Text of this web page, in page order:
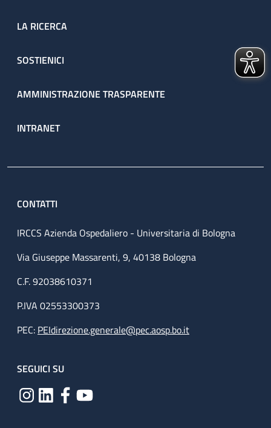
LA RICERCA
SOSTIENICI
AMMINISTRAZIONE TRASPARENTE
INTRANET
CONTATTI
IRCCS Azienda Ospedaliero - Universitaria di Bologna
Via Giuseppe Massarenti, 9, 40138 Bologna
C.F. 92038610371
P.IVA 02553300373
PEC: PEIdirezione.generale@pec.aosp.bo.it
SEGUICI SU